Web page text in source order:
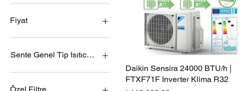
Fiyat
Sente Genel Tip Isıtıcılı Hava Perdesi Modelleri
Sente SN-GR-10 Genel Tip
Isıtıcılı Hava Perdesi
Hızlı Bakış
Daikin Sensira 24000 BTU/h |
FTXF71F Inverter Klima R32